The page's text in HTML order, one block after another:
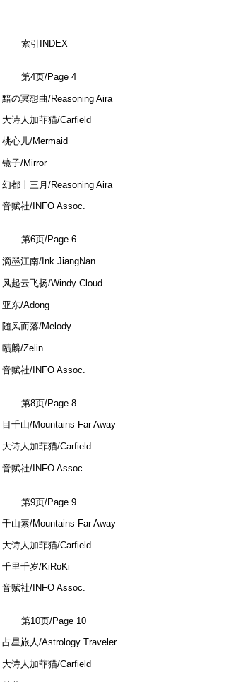
索引INDEX
第4页/Page 4- q; }0 x" \& o5 F! K, m
黯の冥想曲/Reasoning Aira
大诗人加菲猫/Carfield
桃心儿/Mermaid
镜子/Mirror3 h5 u5 H$ d% J( w0 n" U; a0 @
幻都十三月/Reasoning Aira
音赋社/INFO Assoc.
第6页/Page 65 Z' H; D6 P; B3 \
滴墨江南/Ink JiangNan
风起云飞扬/Windy Cloud
亚东/Adong
随风而落/Melody
赜麟/Zelin
音赋社/INFO Assoc.
第8页/Page 8
目千山/Mountains Far Away
大诗人加菲猫/Carfield
音赋社/INFO Assoc.
第9页/Page 9
千山素/Mountains Far Away
大诗人加菲猫/Carfield
千里千岁/KiRoKi
音赋社/INFO Assoc.
第10页/Page 10
占星旅人/Astrology Traveler- c. q+ g' i5 ~, E$ w
大诗人加菲猫/Carfield